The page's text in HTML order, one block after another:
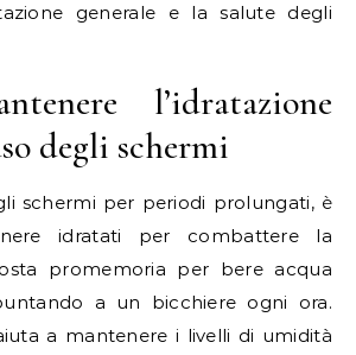
generale e la salute degli
l’idratazione
degli schermi
schermi per periodi prolungati, è
idratati per combattere la
promemoria per bere acqua
a un bicchiere ogni ora.
a mantenere i livelli di umidità